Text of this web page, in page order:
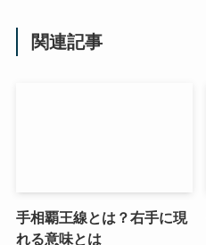
関連記事
手相覇王線とは？右手に現
れる意味とは